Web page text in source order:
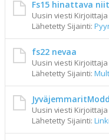
Fs15 hinattava
Uusin viesti Kirjoittaja
Lähetetty Sijainti:
fs22 nevaa
Uusin viesti Kirjoittaja
Lähetetty Sijainti:
Uusin viesti Kirjoittaja
Lähetetty Sijainti: